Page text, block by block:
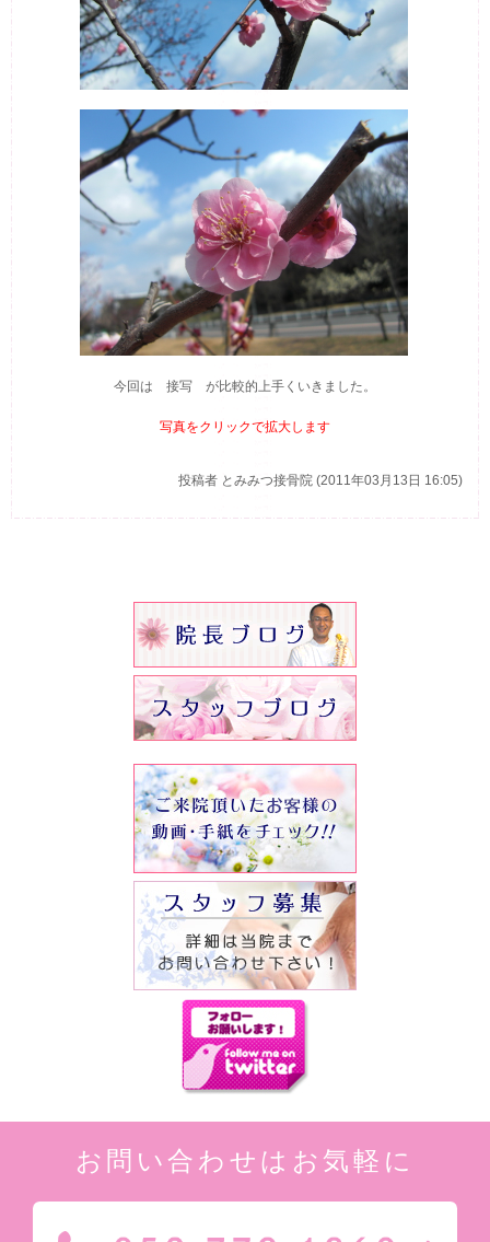
今回は 接写 が比較的上手くいきました。
写真をクリックで拡大します
投稿者 とみみつ接骨院 (2011年03月13日 16:05)
お問い合わせはお気軽に